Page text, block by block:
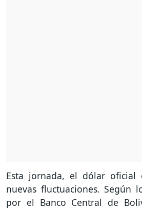
Esta jornada, el dólar oficial
nuevas fluctuaciones. Según
por el Banco Central de